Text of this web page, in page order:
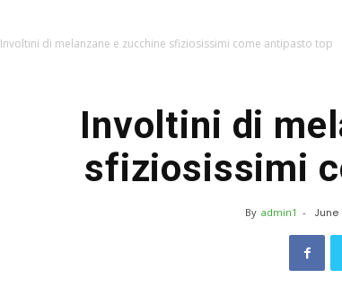
Involtini di melanzane e zucchine sfiziosissimi come antipasto top
Involtini di
sfiziosissimi
By admin1 - June